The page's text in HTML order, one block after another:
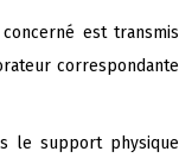
est transmis
correspondante
le support physique